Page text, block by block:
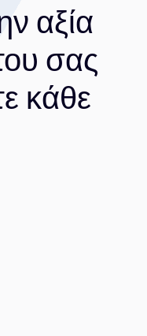
αξία
σας
κάθε